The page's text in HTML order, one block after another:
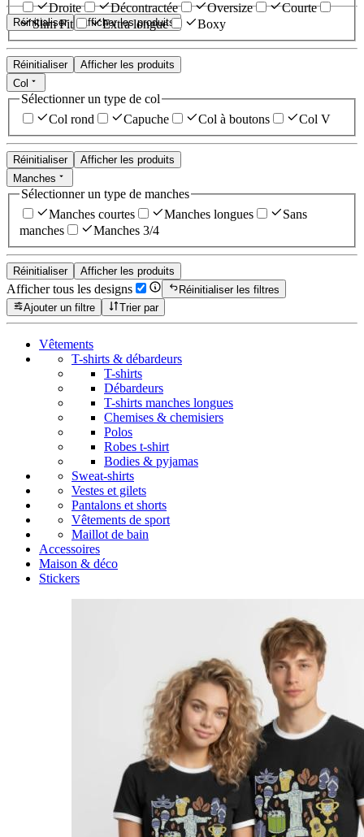
Réinitialiser Afficher les produits
Droite
Décontractée Oversize
Courte
Slim Fit
Extra longue Boxy
Réinitialiser
Afficher les produits
Col
Sélectionner un type de col
Col rond
Capuche Col à boutons Col V
Réinitialiser
Afficher les produits
Manches
Sélectionner un type de manches
Manches courtes
Manches longues
Sans
manches
Manches 3/4
Réinitialiser Afficher les produits
Afficher tous les designs
Réinitialiser les filtres
Ajouter un filtre
Trier par
Vêtements
T-shirts & débardeurs
T-shirts
Débardeurs
T-shirts manches longues
Chemises & chemisiers
Polos
Robes t-shirt
Bodies & pyjamas
Sweat-shirts
Vestes et gilets
Pantalons et shorts
Vêtements de sport
Maillot de bain
Accessoires
Maison & déco
Stickers